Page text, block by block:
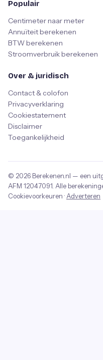
Populair
Centimeter naar meter
Annuïteit berekenen
BTW berekenen
Stroomverbruik berekenen
Over & juridisch
Contact & colofon
Privacyverklaring
Cookiestatement
Disclaimer
Toegankelijkheid
© 2026 Berekenen.nl — een
AFM 12047091 . Alle
Cookievoorkeuren · Adverteren